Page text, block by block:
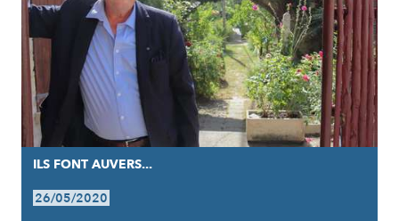
ILS FONT AUVERS...
26/05/2020